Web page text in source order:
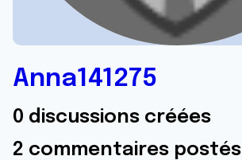
Anna141275
0 discussions créées
2 commentaires postés